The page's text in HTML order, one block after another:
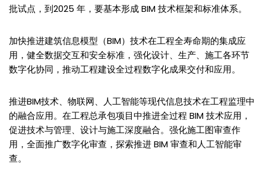
批试点，到2025 年，要基本形成 BIM 技术框架和标准体系。
加快推进建筑信息模型（BIM）技术在工程全寿命期的集成应
用，健全数据交互和安全标准，强化设计、生产、施工各环节
数字化协同，推动工程建设全过程数字化成果交付和应用。
推进BIM技术、物联网、人工智能等现代信息技术在工程监理中
的融合应用。在工程总承包项目中推进全过程 BIM 技术应用，
促进技术与管理、设计与施工深度融合。强化施工图审查作
用，全面推广数字化审查，探索推进 BIM 审查和人工智能审
查。